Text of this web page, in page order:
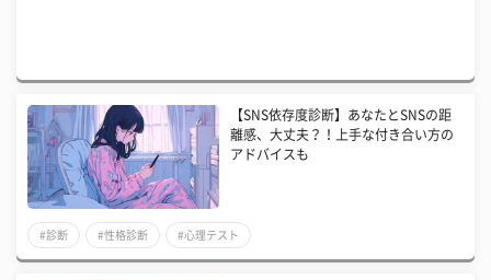
【SNS依存度診断】あなたとSNSの距
離感、大丈夫？！上手な付き合い方の
アドバイスも
#診断 #性格診断 #心理テスト